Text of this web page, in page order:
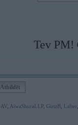
Tev PM!
Atbildēt
AV AiwaShuraLLP, GirtzB Lafter